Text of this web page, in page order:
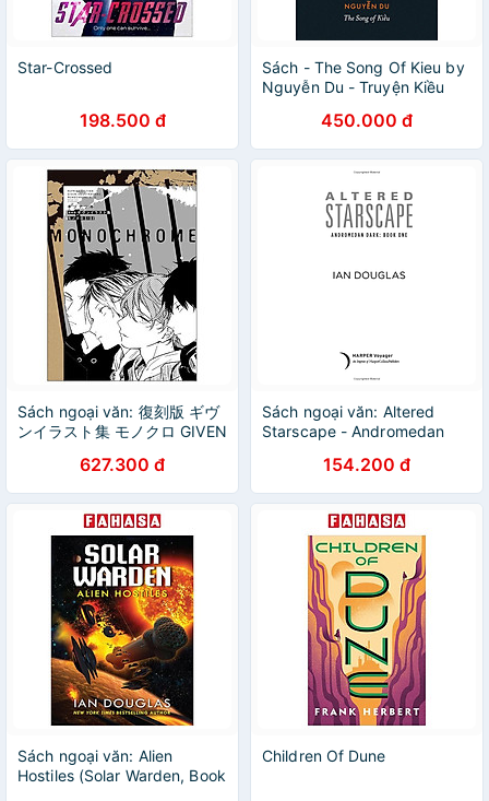
Star-Crossed
198.500 đ
Sách - The Song Of Kieu by
Nguyễn Du - Truyện Kiều
Vietnam, Thơ ca Việt Nam
450.000 đ
Sách ngoại văn: 復刻版 ギヴ
ンイラスト集 モノクロ GIVEN
627.300 đ
Sách ngoại văn: Altered
Starscape - Andromedan
154.200 đ
Sách ngoại văn: Alien
Hostiles (Solar Warden, Book
Children Of Dune